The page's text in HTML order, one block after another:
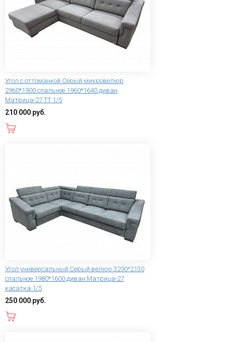
Угол с оттоманкой Серый микровелюр
2960*1900 спальное 1960*1640 диван
Матрица-27 ТТ 1/5
210 000 руб.
Угол универсальный Серый велюр 3290*2130
спальное 1980*1600 диван Матрица-27
касатка 1/5
250 000 руб.